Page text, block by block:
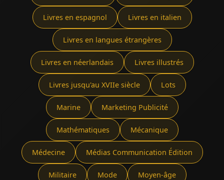
Livres en espagnol Livres en italien
Livres en langues étrangères
Livres en néerlandais Livres illustrés
Livres jusqu'au XVIIe siècle Lots
Marine Marketing Publicité
Mathématiques Mécanique
Médecine Médias Communication Édition
Militaire Mode Moyen-âge